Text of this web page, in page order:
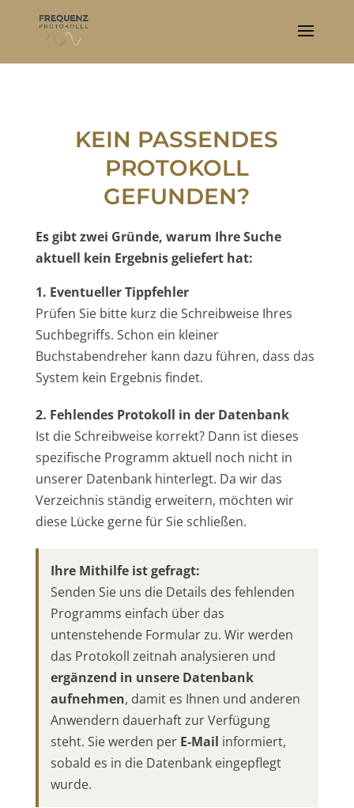
KEIN PASSENDES
PROTOKOLL
GEFUNDEN?
Es gibt zwei Gründe, warum Ihre Suche
aktuell kein Ergebnis geliefert hat:
1. Eventueller Tippfehler
Prüfen Sie bitte kurz die Schreibweise Ihres
Suchbegriffs. Schon ein kleiner
Buchstabendreher kann dazu führen, dass das
System kein Ergebnis findet.
2. Fehlendes Protokoll in der Datenbank
Ist die Schreibweise korrekt? Dann ist dieses
spezifische Programm aktuell noch nicht in
unserer Datenbank hinterlegt. Da wir das
Verzeichnis ständig erweitern, möchten wir
diese Lücke gerne für Sie schließen.
Ihre Mithilfe ist gefragt:
Senden Sie uns die Details des fehlenden
Programms einfach über das
untenstehende Formular zu. Wir werden
das Protokoll zeitnah analysieren und
ergänzend in unsere Datenbank
aufnehmen, damit es Ihnen und anderen
Anwendern dauerhaft zur Verfügung
steht. Sie werden per E-Mail informiert,
sobald es in die Datenbank eingepflegt
wurde.